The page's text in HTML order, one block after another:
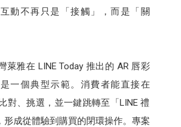
動不再只是「接觸」，而是「關
萊雅在 LINE Today 推出的 AR 唇彩
一個典型示範。消費者能直接在
對、挑選，並一鍵跳轉至「LINE 禮
形成從體驗到購買的閉環操作。專案